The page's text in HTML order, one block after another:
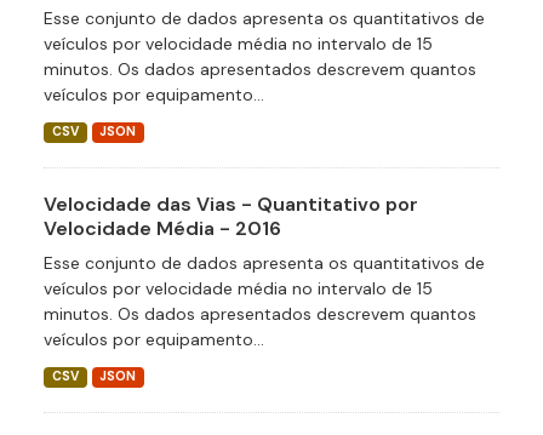
Esse conjunto de dados apresenta os quantitativos de
veículos por velocidade média no intervalo de 15
minutos. Os dados apresentados descrevem quantos
veículos por equipamento...
CSV JSON
Velocidade das Vias - Quantitativo por
Velocidade Média - 2016
Esse conjunto de dados apresenta os quantitativos de
veículos por velocidade média no intervalo de 15
minutos. Os dados apresentados descrevem quantos
veículos por equipamento...
CSV JSON